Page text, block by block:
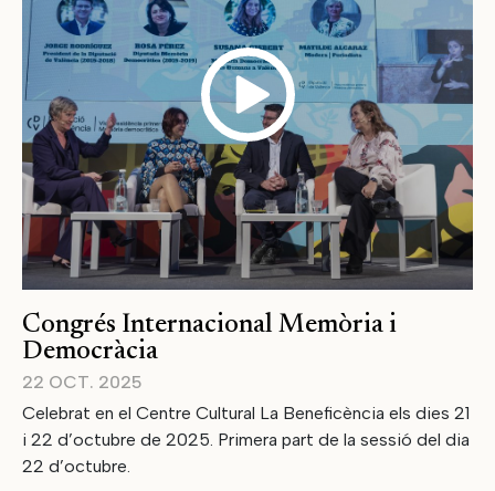
Congrés Internacional Memòria i
Democràcia
22 OCT. 2025
Celebrat en el Centre Cultural La Beneficència els dies 21
i 22 d’octubre de 2025. Primera part de la sessió del dia
22 d’octubre.